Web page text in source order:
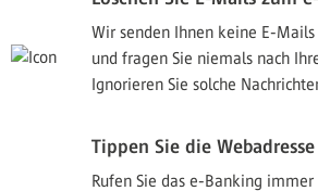
Wir senden Ihnen keine E-
und fragen Sie niemals nach
Ignorieren Sie solche
Tippen Sie die
Rufen Sie das e-Banking